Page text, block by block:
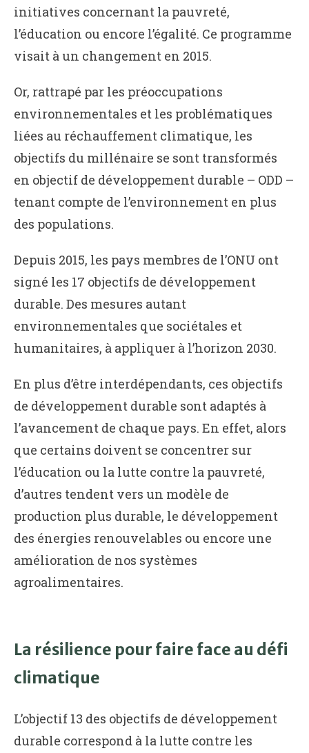
initiatives concernant la pauvreté,
l’éducation ou encore l’égalité. Ce programme
visait à un changement en 2015.
Or, rattrapé par les préoccupations
environnementales et les problématiques
liées au réchauffement climatique, les
objectifs du millénaire se sont transformés
en objectif de développement durable – ODD –
tenant compte de l’environnement en plus
des populations.
Depuis 2015, les pays membres de l’ONU ont
signé les 17 objectifs de développement
durable. Des mesures autant
environnementales que sociétales et
humanitaires, à appliquer à l’horizon 2030.
En plus d’être interdépendants, ces objectifs
de développement durable sont adaptés à
l’avancement de chaque pays. En effet, alors
que certains doivent se concentrer sur
l’éducation ou la lutte contre la pauvreté,
d’autres tendent vers un modèle de
production plus durable, le développement
des énergies renouvelables ou encore une
amélioration de nos systèmes
agroalimentaires.
La résilience pour faire face au défi
climatique
L’objectif 13 des objectifs de développement
durable correspond à la lutte contre les